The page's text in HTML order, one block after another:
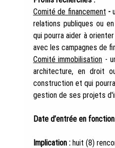
Comité de financement -
relations publiques ou
qui pourra aider à
avec les campagnes de
Comité immobilisation -
architecture, en droit
construction et qui
gestion de ses projets
Date d’entrée en fonction
Implication : huit (8)